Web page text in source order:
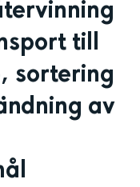
till
sortering
av